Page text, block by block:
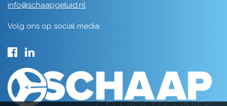
info@schaapgeluid.nl
Volg ons op social media: